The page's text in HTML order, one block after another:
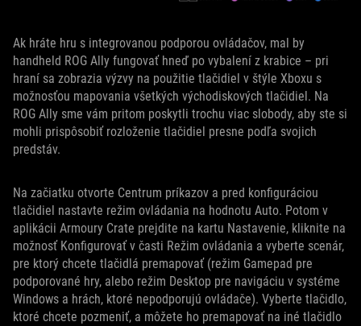
Ak hráte hru s integrovanou podporou ovládačov, mal by
handheld ROG Ally fungovať hneď po vybalení z krabice – pri
hraní sa zobrazia výzvy na použitie tlačidiel v štýle Xboxu s
možnosťou mapovania všetkých východiskových tlačidiel. Na
ROG Ally sme vám pritom poskytli trochu viac slobody, aby ste si
mohli prispôsobiť rozloženie tlačidiel presne podľa svojich
predstáv.
Na začiatku otvorte Centrum príkazov a pred konfiguráciou
tlačidiel nastavte režim ovládania na hodnotu Auto. Potom v
aplikácii Armoury Crate prejdite na kartu Nastavenie, kliknite na
možnosť Konfigurovať v časti Režim ovládania a vyberte scenár,
pre ktorý chcete tlačidlá premapovať (režim Gamepad pre
podporované hry, alebo režim Desktop pre navigáciu v systéme
Windows a hrách, ktoré nepodporujú ovládače). Vyberte tlačidlo,
ktoré chcete pozmeniť, a môžete ho premapovať na iné tlačidlo